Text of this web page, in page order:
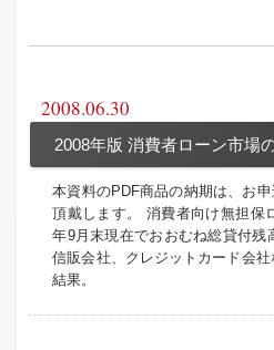
2008.06.30
2008年版 消費者ローン市場
本資料のPDF商品の納期は、お
頂戴します。 消費者向け無担保
年9月末現在でおおむね総貸付残
信販会社、クレジットカード会
結果。